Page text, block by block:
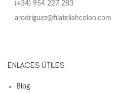
(+34) 954 227 283
arodriguez@filateliahcolon.com
ENLACES ÚTILES
Blog